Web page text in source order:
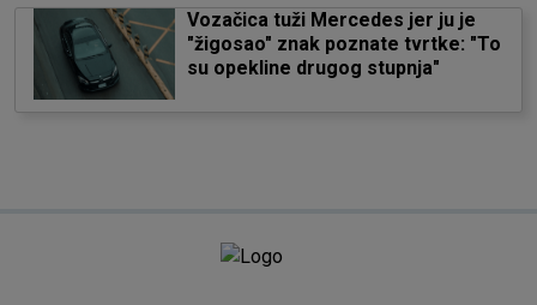
Vozačica tuži Mercedes jer ju je
"žigosao" znak poznate tvrtke: "To
su opekline drugog stupnja"